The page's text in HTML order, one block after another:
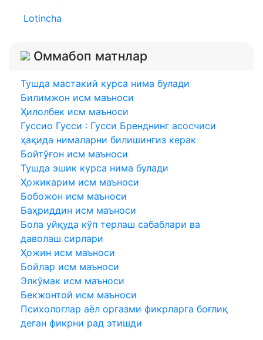
Lotincha
Оммабоп матнлар
Тушда мастакий курса нима булади
Билимжон исм маъноси
Ҳилолбек исм маъноси
Гуccио Гуccи : Гуccи Бренднинг асосчиси
ҳақида нималарни билишингиз керак
Бойтўғон исм маъноси
Тушда эшик курса нима булади
Ҳожикарим исм маъноси
Бобожон исм маъноси
Баҳриддин исм маъноси
Бола уйқуда кўп терлаш сабаблари ва
даволаш сирлари
Ҳожин исм маъноси
Бойлар исм маъноси
Элкўмак исм маъноси
Бекжонтой исм маъноси
Психологлар аёл оргазми фикрларга боғлиқ
деган фикрни рад этишди